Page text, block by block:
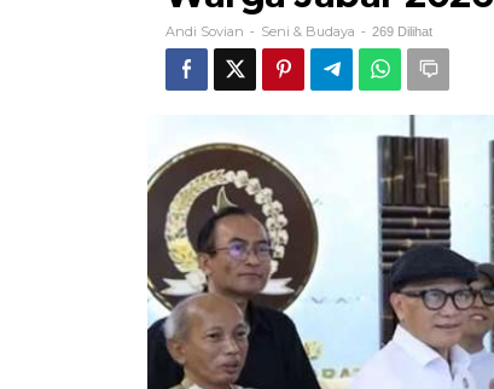
Andi Sovian - Seni & Budaya - 269 Dilihat